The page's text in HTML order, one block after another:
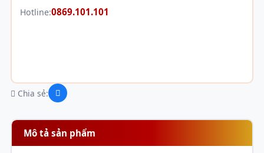
Hotline:0869.101.101
Chia sẻ:
Mô tả sản phẩm